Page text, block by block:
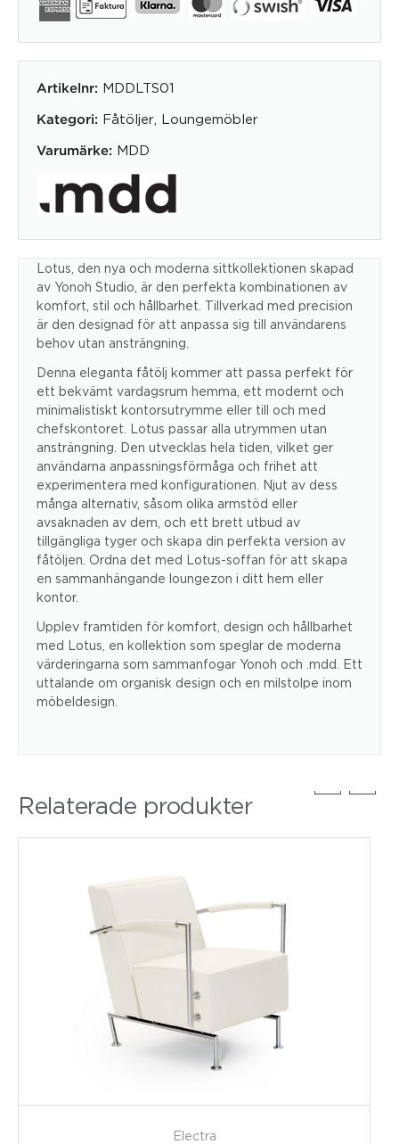
Artikelnr: MDDLTS01
Kategori: Fåtöljer Loungemöbler
Varumärke: MDD
Lotus, den nya och moderna sittkollektionen skapad
av Yonoh Studio, är den perfekta kombinationen av
komfort, stil och hållbarhet. Tillverkad med precision
är den designad för att anpassa sig till användarens
behov utan ansträngning.
Denna eleganta fåtölj kommer att passa perfekt för
ett bekvämt vardagsrum hemma, ett modernt och
minimalistiskt kontorsutrymme eller till och med
chefskontoret. Lotus passar alla utrymmen utan
ansträngning. Den utvecklas hela tiden, vilket ger
användarna anpassningsförmåga och frihet att
experimentera med konfigurationen. Njut av dess
många alternativ, såsom olika armstöd eller
avsaknaden av dem, och ett brett utbud av
tillgängliga tyger och skapa din perfekta version av
fåtöljen. Ordna det med Lotus-soffan för att skapa
en sammanhängande loungezon i ditt hem eller
kontor.
Upplev framtiden för komfort, design och hållbarhet
med Lotus, en kollektion som speglar de moderna
värderingarna som sammanfogar Yonoh och .mdd. Ett
uttalande om organisk design och en milstolpe inom
möbeldesign.
Relaterade produkter
Electra